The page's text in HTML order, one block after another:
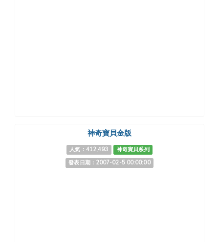
神奇寶貝金版
人氣：412,493
神奇寶貝系列
發表日期：2007-02-5 00:00:00